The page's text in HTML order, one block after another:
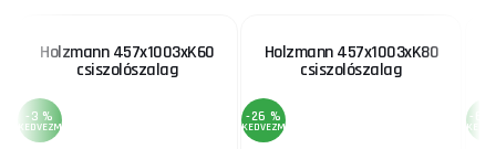
Holzmann 457x1003xK60
csiszolószalag
-3 %
KEDVEZMÉNY
Holzmann 457x1003xK80
csiszolószalag
-26 %
KEDVEZMÉNY
-69